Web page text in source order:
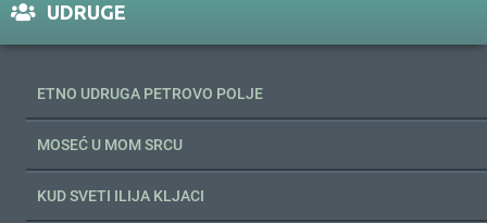
UDRUGE
ETNO UDRUGA PETROVO POLJE
MOSEĆ U MOM SRCU
KUD SVETI ILIJA KLJACI